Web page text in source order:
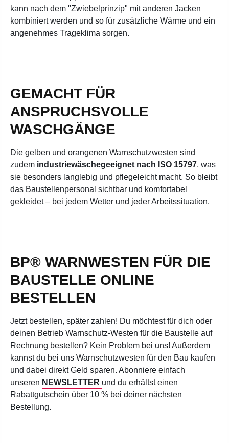
kann nach dem "Zwiebelprinzip" mit anderen Jacken
kombiniert werden und so für zusätzliche Wärme und ein
angenehmes Trageklima sorgen.
GEMACHT FÜR
ANSPRUCHSVOLLE
WASCHGÄNGE
Die gelben und orangenen Warnschutzwesten sind
zudem industriewäschegeeignet nach ISO 15797, was
sie besonders langlebig und pflegeleicht macht. So bleibt
das Baustellenpersonal sichtbar und komfortabel
gekleidet – bei jedem Wetter und jeder Arbeitssituation.
BP® WARNWESTEN FÜR DIE
BAUSTELLE ONLINE
BESTELLEN
Jetzt bestellen, später zahlen! Du möchtest für dich oder
deinen Betrieb Warnschutz-Westen für die Baustelle auf
Rechnung bestellen? Kein Problem bei uns! Außerdem
kannst du bei uns Warnschutzwesten für den Bau kaufen
und dabei direkt Geld sparen. Abonniere einfach
unseren NEWSLETTER und du erhältst einen
Rabattgutschein über 10 % bei deiner nächsten
Bestellung.